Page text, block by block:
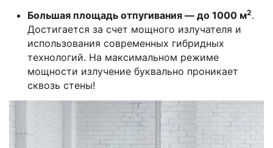
Большая площадь отпугивания — до 1000 м2.
Достигается за счет мощного излучателя и
использования современных гибридных
технологий. На максимальном режиме
мощности излучение буквально проникает
сквозь стены!